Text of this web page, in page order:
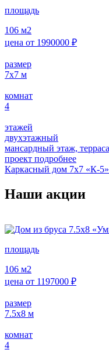
площадь
106 м2
цена от 1990000 ₽
размер
7х7 м
комнат
4
этажей
двухэтажный
мансардный этаж,
проект подробнее
Каркасный дом 7х7 «К-5»
Наши акции
площадь
106 м2
цена от 1197000 ₽
размер
7.5х8 м
комнат
4